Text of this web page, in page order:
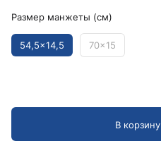
Размер манжеты (см)
54,5x14,5 70x15
В корзину